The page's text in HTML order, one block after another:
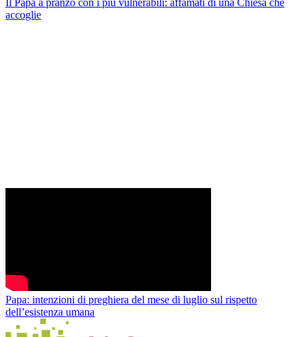
Il Papa a pranzo con i più vulnerabili: affamati di una Chiesa che
accoglie
Papa: intenzioni di preghiera del mese di luglio sul rispetto
dell’esistenza umana